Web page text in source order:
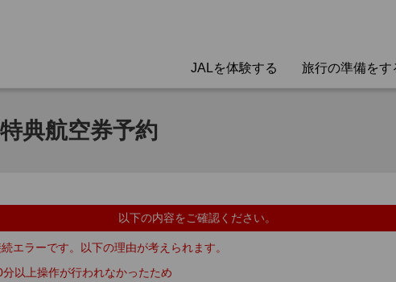
JALを体験する 旅行の準備をす
典航空券予約
以下の内容をご確認ください。
エラーです。以下の理由が考えられます。
以上操作が行われなかったため